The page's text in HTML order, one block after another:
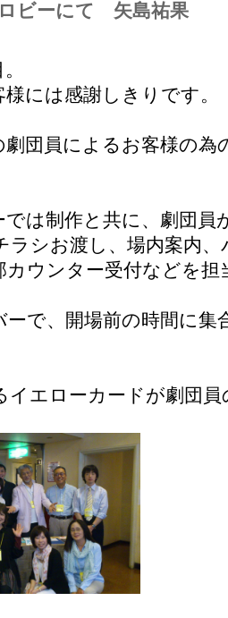
ロビーにて 矢島祐果
には感謝しきりです。
劇団員によるお客様の為
では制作と共に、劇団員
ラシお渡し、場内案内
カウンター受付などを担
ーで、開場前の時間に集
イエローカードが劇団員